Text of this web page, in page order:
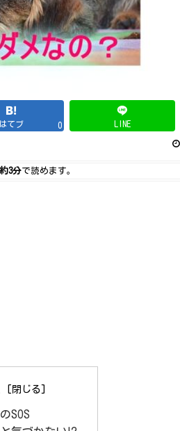
はてブ 0 LINE
約3分で読めます。
SOS